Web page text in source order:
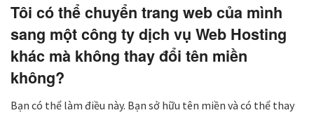
Tôi có thể chuyển trang web của mình
sang một công ty dịch vụ Web Hosting
khác mà không thay đổi tên miền
không?
Bạn có thể làm điều này. Bạn sở hữu tên miền và có thể thay